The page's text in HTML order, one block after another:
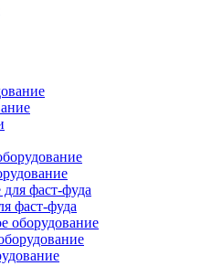
фаст-фуда